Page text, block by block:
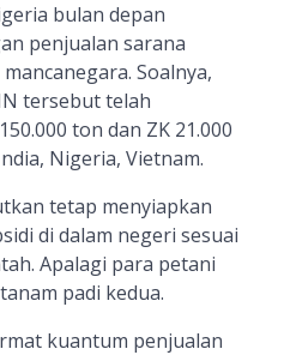
bulan depan
penjualan sarana
Soalnya,
tersebut telah
ton dan ZK 21.000
Nigeria, Vietnam.
tetap menyiapkan
di dalam negeri sesuai
Apalagi para petani
padi kedua.
kuantum penjualan